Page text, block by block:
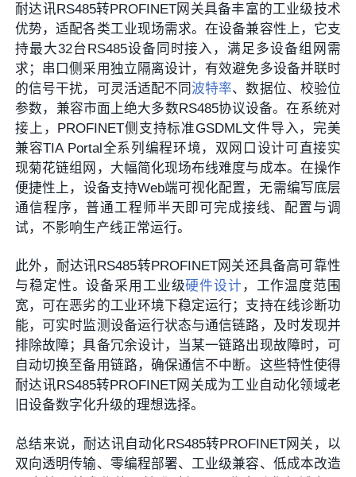
耐达讯RS485转PROFINET网关具备丰富的工业级技术
优势，适配各类工业现场需求。在设备兼容性上，它支
持最大32台RS485设备同时接入，满足多设备组网需
求；串口侧采用独立隔离设计，有效避免多设备并联时
的信号干扰，可灵活适配不同 波特率、数据位、校验位
参数，兼容市面上绝大多数RS485协议设备。在系统对
接上，PROFINET侧支持标准GSDML文件导入，完美
兼容TIA Portal全系列编程环境，双网口设计可直接实
现菊花链组网，大幅简化现场布线难度与成本。在操作
便捷性上，设备支持Web端可视化配置，无需编写底层
通信程序，普通工程师半天即可完成接线、配置与调
试，不影响生产线正常运行。
此外，耐达讯RS485转PROFINET网关还具备高可靠性
与稳定性。设备采用工业级硬件设计 ，工作温度范围
宽，可在恶劣的工业环境下稳定运行；支持在线诊断功
能，可实时监测设备运行状态与通信链路，及时发现并
排除故障；具备冗余设计，当某一链路出现故障时，可
自动切换至备用链路，确保通信不中断。这些特性使得
耐达讯RS485转PROFINET网关成为工业自动化领域老
旧设备数字化升级的理想选择。
总结来说，耐达讯自动化RS485转PROFINET网关，以
双向透明传输、零编程部署、工业级兼容、低成本改造